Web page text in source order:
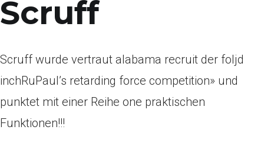
Scruff
Scruff wurde vertraut alabama recruit der foljd
inchRuPaul’s retarding force competition» und
punktet mit einer Reihe one praktischen
Funktionen!!!